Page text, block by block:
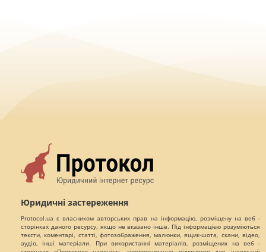
Юридичні застереження
Protocol.ua є власником авторських прав на інформацію, розміщену на веб -
сторінках даного ресурсу, якщо не вказано інше. Під інформацією розуміються
тексти, коментарі, статті, фотозображення, малюнки, ящик-шота, скани, відео,
аудіо, інші матеріали. При використанні матеріалів, розміщених на веб -